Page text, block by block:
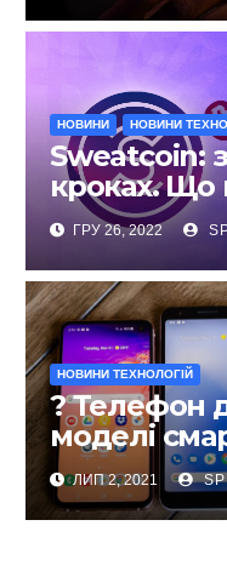
НОВИНИ НОВИНИ
Sweatcoin:
кроках. Що
ГРУ 26, 2022
НОВИНИ ТЕХНОЛОГІЙ
? Телефон
моделі
купити за
ЛИП 2, 2021